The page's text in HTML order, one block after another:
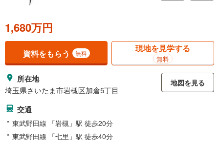
1,680万円
資料をもらう 無料 現地を見学する
無料
所在地
埼玉県さいたま市岩槻区加倉5丁目
地図を見る
交通
東武野田線 「岩槻」駅 徒歩20分
東武野田線 「七里」駅 徒歩40分